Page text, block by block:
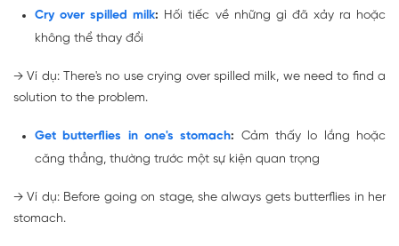
Cry over spilled milk: Hối tiếc về những gì đã xảy ra hoặc
không thể thay đổi
→Ví dụ: There's no usecrying over spilled milk, we need to find a
solution to the problem.
Get butterflies in one's stomach: Cảm thấy lo lắng hoặc
căng thẳng, thường trước một sự kiện quan trọng
→Ví dụ: Before going on stage, she always gets butterflies in her
stomach.